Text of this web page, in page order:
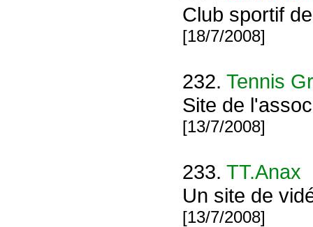
Club sportif
[18/7/2008]
232. Tennis
Site de
[13/7/2008]
233. TT.Anax
Un site de
[13/7/2008]